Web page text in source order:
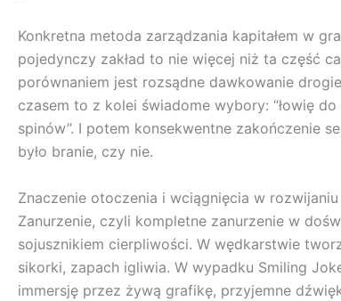
Konkretna metoda zarządzania kapitałem w
pojedynczy zakład to nie więcej niż ta część
porównaniem jest rozsądne dawkowanie
czasem to z kolei świadome wybory: “łowię
spinów”. I potem konsekwentne zakończenie
było branie, czy nie.
Znaczenie otoczenia i wciągnięcia w
Zanurzenie, czyli kompletne zanurzenie w
sojusznikiem cierpliwości. W wędkarstwie
sikorki, zapach igliwia. W wypadku Smiling
immersję przez żywą grafikę, przyjemne